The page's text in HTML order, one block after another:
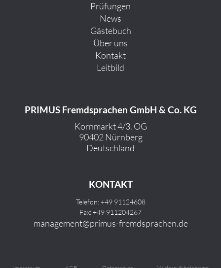
Prüfungen
News
Gästebuch
Über uns
Kontakt
Leitbild
PRIMUS Fremdsprachen GmbH & Co. KG
Kornmarkt 4/3. OG
90402 Nürnberg
Deutschland
KONTAKT
Telefon: +49 91124608
Fax: +49 911204267
management@primus-fremdsprachen.de